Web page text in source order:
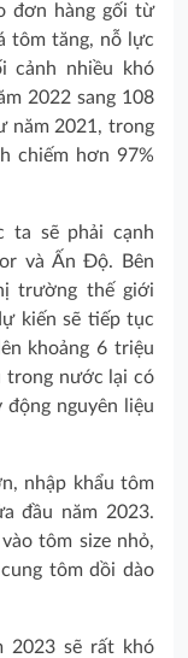
đơn hàng gối từ
tôm tăng, nỗ lực
cảnh nhiều khó
2022 sang 108
năm 2021, trong
chiếm hơn 97%
ta sẽ phải cạnh
và Ấn Độ. Bên
trường thế giới
kiến sẽ tiếp tục
khoảng 6 triệu
trong nước lại có
nguyên liệu
nhập khẩu tôm
đầu năm 2023.
tôm size nhỏ,
tôm dồi dào
2023 sẽ rất khó